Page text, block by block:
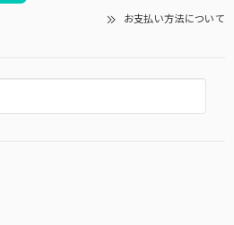
お支払い方法について